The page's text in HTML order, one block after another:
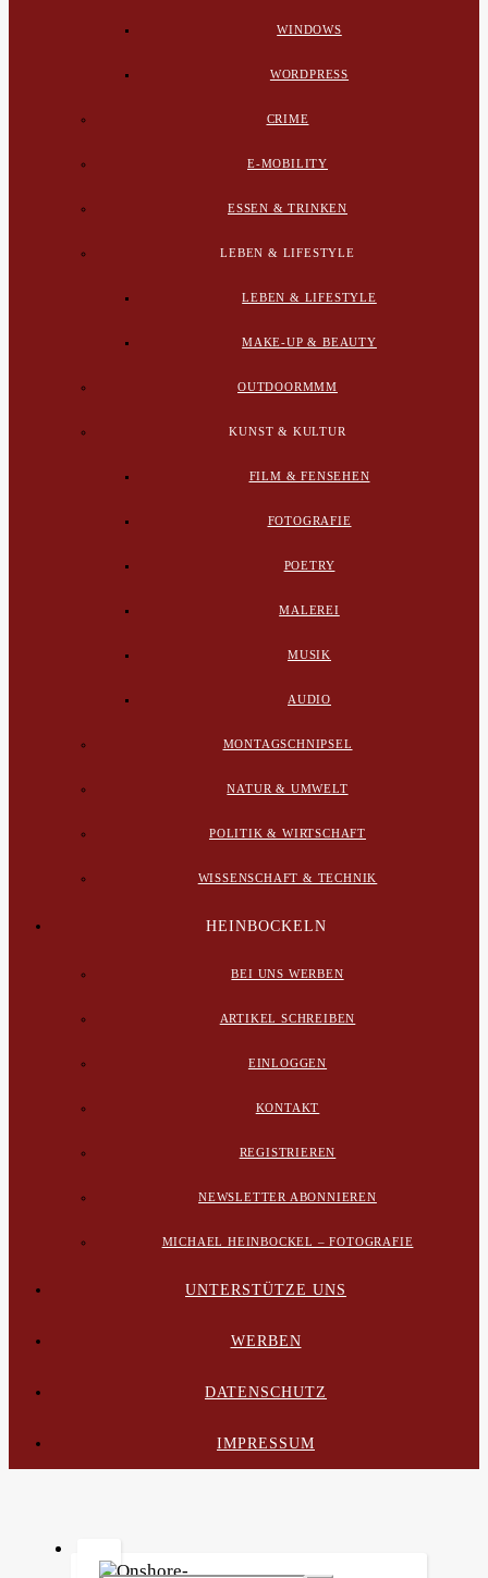
WINDOWS
WORDPRESS
CRIME
E-MOBILITY
ESSEN & TRINKEN
LEBEN & LIFESTYLE
LEBEN & LIFESTYLE
MAKE-UP & BEAUTY
OUTDOORMMM
KUNST & KULTUR
FILM & FENSEHEN
FOTOGRAFIE
POETRY
MALEREI
MUSIK
AUDIO
MONTAGSCHNIPSEL
NATUR & UMWELT
POLITIK & WIRTSCHAFT
WISSENSCHAFT & TECHNIK
HEINBOCKELN
BEI UNS WERBEN
ARTIKEL SCHREIBEN
EINLOGGEN
KONTAKT
REGISTRIEREN
NEWSLETTER ABONNIEREN
MICHAEL HEINBOCKEL – FOTOGRAFIE
UNTERSTÜTZE UNS
WERBEN
DATENSCHUTZ
IMPRESSUM